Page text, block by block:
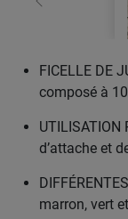
retour
FICELLE DE
composé à
UTILISATION
d’attache et
marron, vert